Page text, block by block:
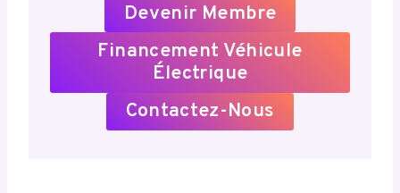
Devenir Membre
Financement Véhicule
Électrique
Contactez-Nous